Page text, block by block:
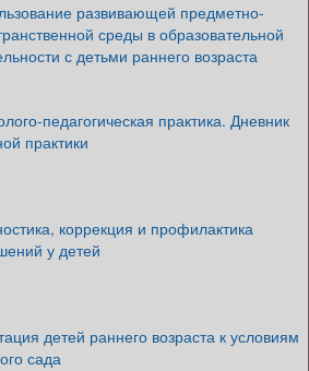
развивающей предметно-
среды в образовательной
с детьми раннего возраста
педагогическая практика. Дневник
практики
коррекция и профилактика
у детей
детей раннего возраста к условиям
сада